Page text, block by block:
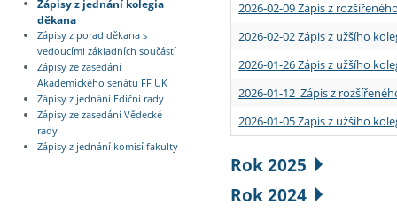
Zápisy z jednání kolegia
děkana
Zápisy z porad děkana s
vedoucími základních součástí
Zápisy ze zasedání
Akademického senátu FF UK
Zápisy z jednání Ediční rady
Zápisy ze zasedání Vědecké
rady
Zápisy z jednání komisí fakulty
2026-02-09 Zápis z
2026-02-02 Zápis z užšího
2026-01-26 Zápis z užšího
2026-01-12 Zápis z
2026-01-05 Zápis z užšího
Rok 2025
Rok 2024